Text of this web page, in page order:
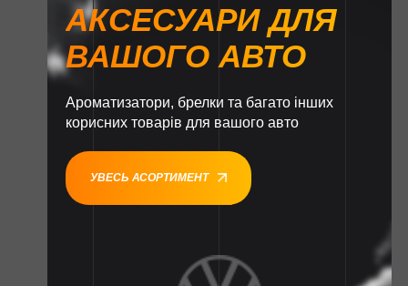
АКСЕСУАРИ ДЛЯ
ВАШОГО АВТО
Ароматизатори, брелки та багато інших
корисних товарів для вашого авто
УВЕСЬ АСОРТИМЕНТ